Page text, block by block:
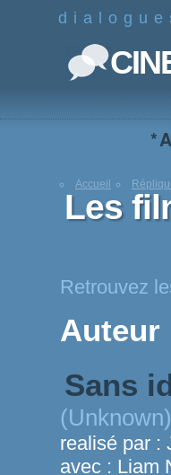
*A
Accueil
Les
Retrouvez
Auteur
Sans
(Unknown)
realisé par :
avec : Liam